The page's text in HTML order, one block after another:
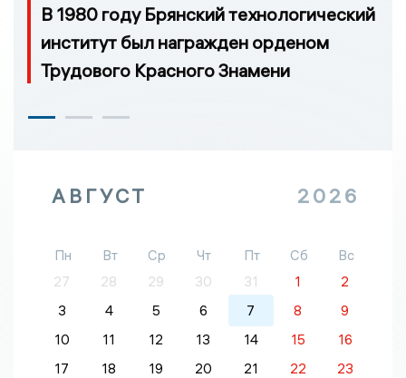
В 1980 году Брянский технологический
институт был награжден орденом
Трудового Красного Знамени
АВГУСТ 2026
Пн Вт Ср Чт Пт Сб
Вс
27
28 29 30 31 1
2
3
4 5 6 7 8
9
10
11 12 13 14 15
16
17
18 19 20 21 22
23